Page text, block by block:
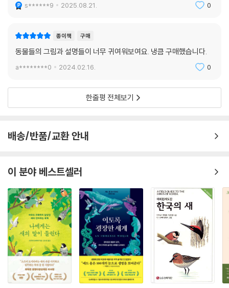
s******9 2025.08.21. 0
종이책 구매
동물들의 그림과 설명들이 너무 귀여워보여요. 냉큼 구매했습니다.
a********0 2024.02.16. 0
한줄평 전체보기
배송/반품/교환 안내
이 분야 베스트셀러